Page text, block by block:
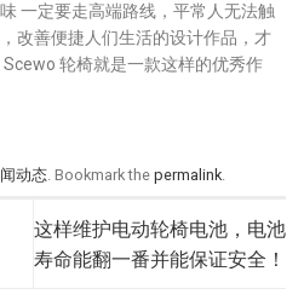
一定要走高端路线，平常人无法触
改善便捷人们生活的设计作品，才
轮椅就是一款这样的优秀作
动态 . Bookmark the permalink
这样维护电动轮椅电池，电池
寿命能翻一番并能保证安全！